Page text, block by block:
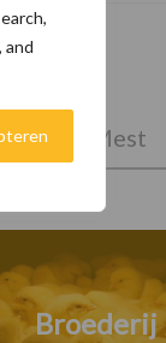
and
Mest
Broederij